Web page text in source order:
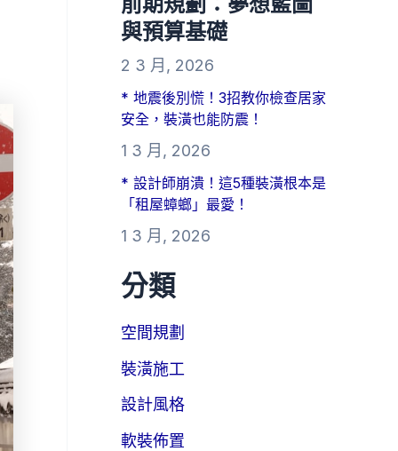
與預算基礎
2 3 月, 2026
* 地震後別慌！3招教你檢查居家
安全，裝潢也能防震！
1 3 月, 2026
* 設計師崩潰！這5種裝潢根本是
「租屋蟑螂」最愛！
1 3 月, 2026
分類
空間規劃
裝潢施工
設計風格
軟裝佈置